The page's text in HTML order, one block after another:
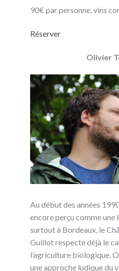
90€ par personne, vins
Réserver
Olivier
Au début des années
encore perçu comme
surtout à Bordeaux, le
Guillot respecte déjà le
l’agriculture biologique.
une approche ludique du